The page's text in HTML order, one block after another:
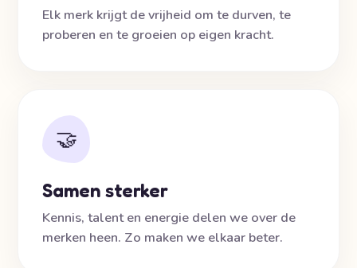
Elk merk krijgt de vrijheid om te durven, te
proberen en te groeien op eigen kracht.
🤝
Samen sterker
Kennis, talent en energie delen we over de
merken heen. Zo maken we elkaar beter.